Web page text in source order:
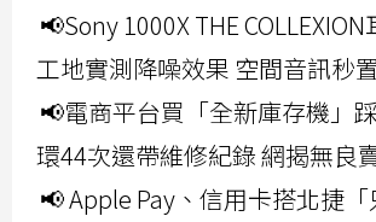
📢Sony 1000X THE COLLEXION
工地實測降噪效果 空間音訊秒
📢電商平台買「全新庫存機」
環44次還帶維修紀錄 網揭無良
📢 Apple Pay、信用卡搭北捷